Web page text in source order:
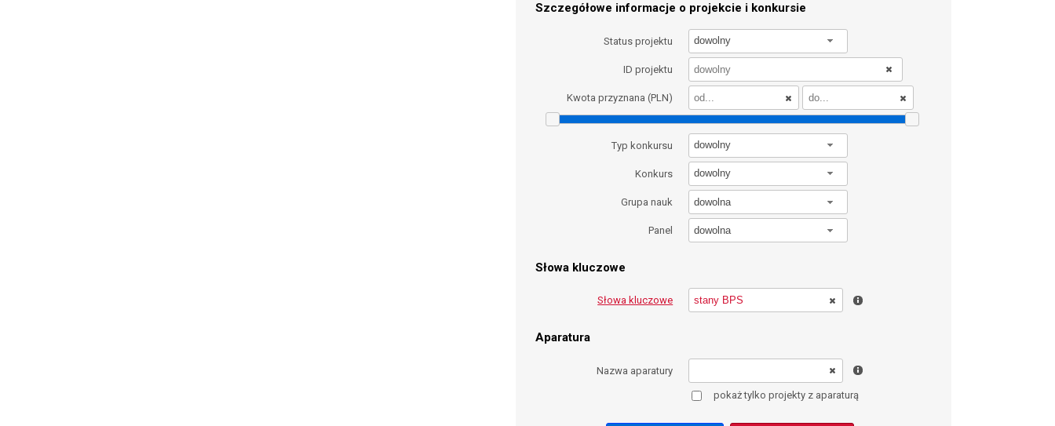
Szczegółowe informacje o projekcie i konkursie
Status projektu dowolny
ID projektu
Kwota przyznana (PLN)
Typ konkursu dowolny
Konkurs dowolny
Grupa nauk dowolna
Panel dowolna
Słowa kluczowe
Słowa kluczowe
Aparatura
Nazwa aparatury
pokaż tylko projekty z aparaturą